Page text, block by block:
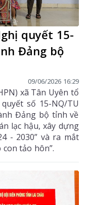
quyết 15-
Đảng bộ
09/06/2026 16:29
xã Tân Uyên tổ
số 15-NQ/TU
Đảng bộ tỉnh về
lạc hậu, xây dựng
- 2030” và ra mắt
tảo hôn”.